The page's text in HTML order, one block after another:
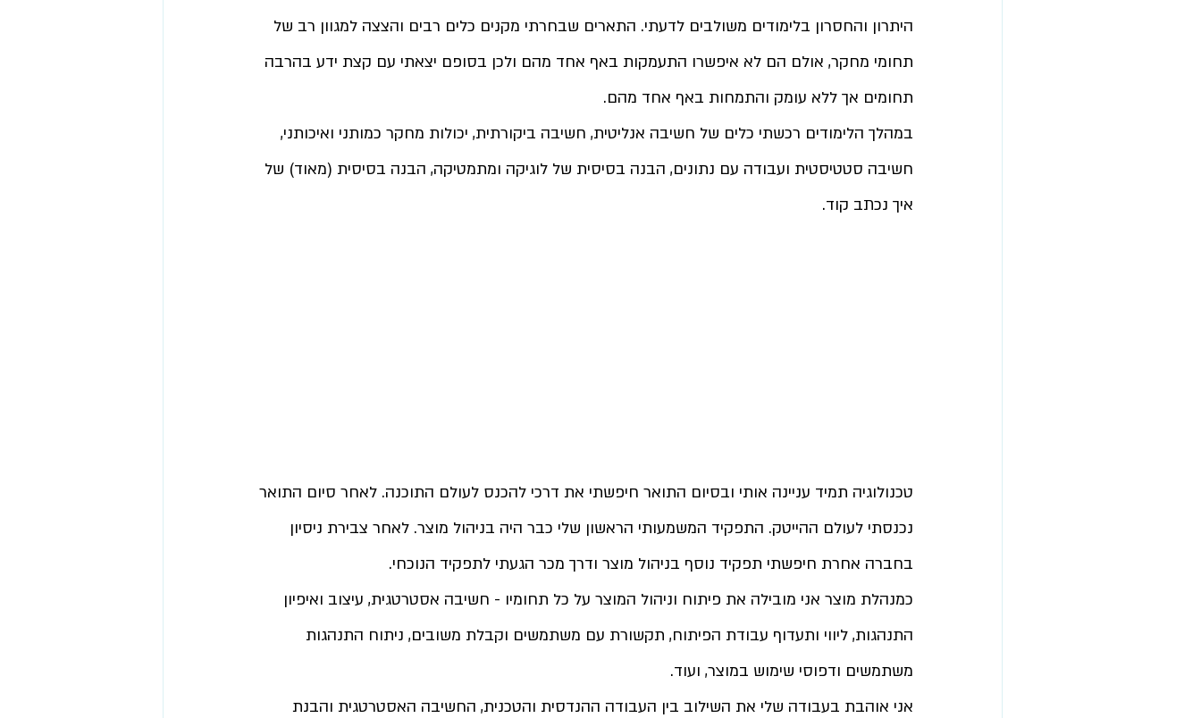
היתרון והחסרון בלימודים משולבים לדעתי. התארים שבחרתי מקנים כלים רבים והצצה למגוון רב של
תחומי מחקר, אולם הם לא איפשרו התעמקות באף אחד מהם ולכן בסופם יצאתי עם קצת ידע בהרבה
תחומים אך ללא עומק והתמחות באף אחד מהם.
במהלך הלימודים רכשתי כלים של חשיבה אנליטית, חשיבה ביקורתית, יכולות מחקר כמותני ואיכותני,
חשיבה סטטיסטית ועבודה עם נתונים, הבנה בסיסית של לוגיקה ומתמטיקה, הבנה בסיסית (מאוד) של
איך נכתב קוד.
טכנולוגיה תמיד עניינה אותי ובסיום התואר חיפשתי את דרכי להכנס לעולם התוכנה. לאחר סיום התואר
נכנסתי לעולם ההייטק. התפקיד המשמעותי הראשון שלי כבר היה בניהול מוצר. לאחר צבירת ניסיון
בחברה אחרת חיפשתי תפקיד נוסף בניהול מוצר ודרך מכר הגעתי לתפקיד הנוכחי.
כמנהלת מוצר אני מובילה את פיתוח וניהול המוצר על כל תחומיו - חשיבה אסטרטגית, עיצוב ואיפיון
התנהגות, ליווי ותעדוף עבודת הפיתוח, תקשורת עם משתמשים וקבלת משובים, ניתוח התנהגות
משתמשים ודפוסי שימוש במוצר, ועוד.
אני אוהבת בעבודה שלי את השילוב בין העבודה ההנדסית והטכנית, החשיבה האסטרטגית והבנת